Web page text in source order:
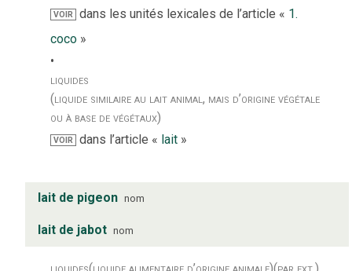
VOIR dans les unités lexicales de l’article « 1.
coco »
liquides
(liquide similaire au lait animal, mais d’origine végétale
ou à base de végétaux)
VOIR dans l’article « lait »
lait de pigeon nom
lait de jabot nom